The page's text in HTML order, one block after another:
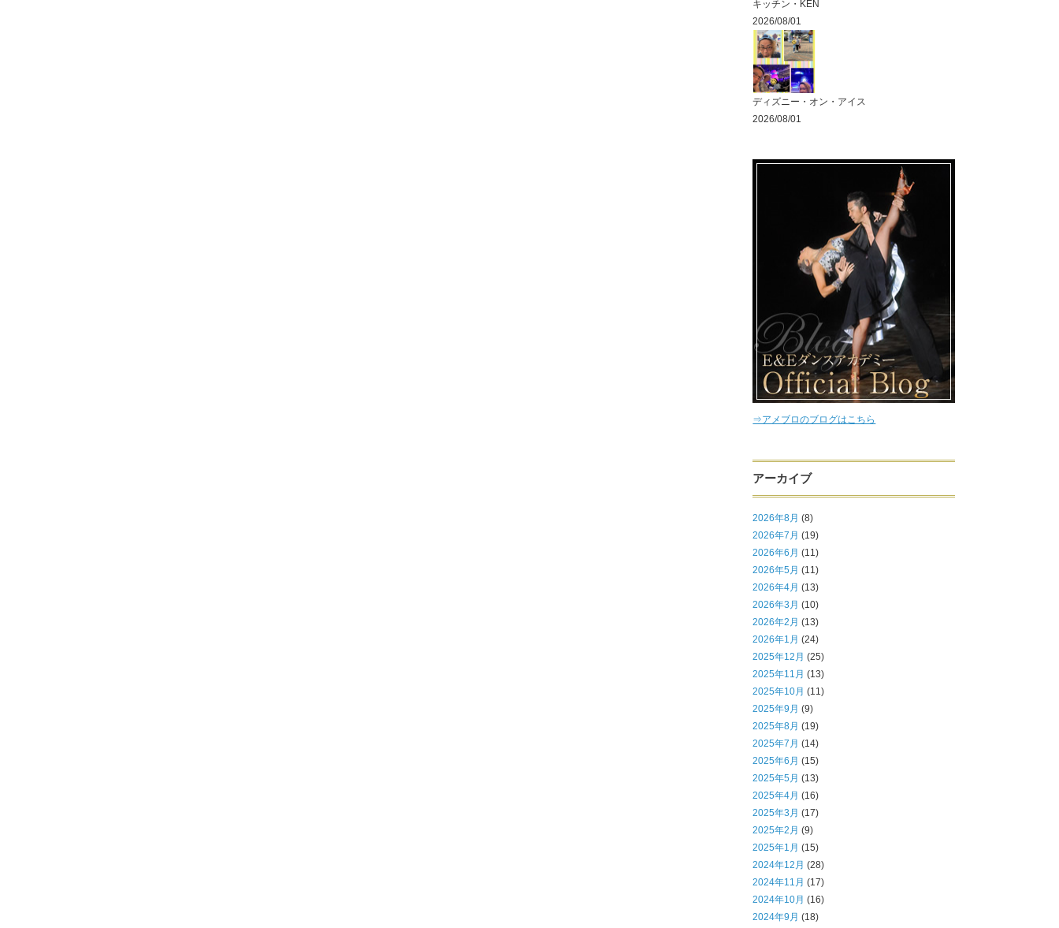
キッチン・KEN
2026/08/01
ディズニー・オン・アイス
2026/08/01
⇒アメブロのブログはこちら
アーカイブ
2026年8月 (8)
2026年7月 (19)
2026年6月 (11)
2026年5月 (11)
2026年4月 (13)
2026年3月 (10)
2026年2月 (13)
2026年1月 (24)
2025年12月 (25)
2025年11月 (13)
2025年10月 (11)
2025年9月 (9)
2025年8月 (19)
2025年7月 (14)
2025年6月 (15)
2025年5月 (13)
2025年4月 (16)
2025年3月 (17)
2025年2月 (9)
2025年1月 (15)
2024年12月 (28)
2024年11月 (17)
2024年10月 (16)
2024年9月 (18)